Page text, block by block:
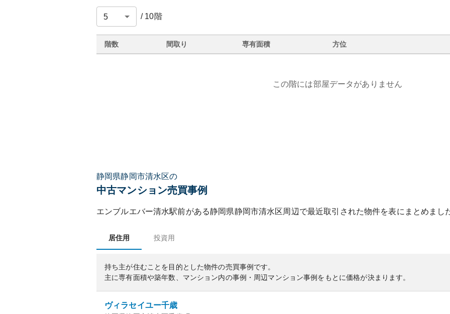
/ 10階
階数 間取り 専有面積 方位
この階には部屋データがありません
静岡県静岡市清水区の
中古マンション売買事例
エンブルエバー清水駅前がある静岡県静岡市清水区周辺で最近取引された物件を表にまとめまし
居住用 投資用
持ち主が住むことを目的とした物件の売買事例です。
主に専有面積や築年数、マンション内の事例・周辺マンション事例をもとに価格が決まります。
ヴィラセイユー千歳